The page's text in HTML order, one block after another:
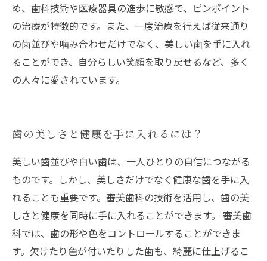
め、歯科技術や医療器具の進歩に敏感で、ピンポイント
の治療が特徴的です。また、一度治療を行えば従来通り
の歯並びや噛み合わせだけでなく、美しい歯を手に入れ
ることができ、自分らしい笑顔を取り戻せるなど、多く
の人々に愛されています。
歯の美しさと健康を手に入れるには？
美しい歯並びや白い歯は、一人ひとりの自信につながる
ものです。しかし、美しさだけでなく健康な歯を手に入
れることも重要です。審美歯科の技術を活用し、歯の美
しさと健康を同時に手に入れることができます。 審美歯
科では、歯の形や色をコントロールすることができま
す。欠けたり色が付いたりした歯も、綺麗に仕上げるこ